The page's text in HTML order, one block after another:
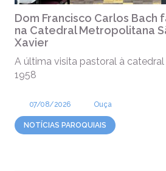
Dom Francisco Carlos Bach
na Catedral Metropolitana
Xavier
A última visita pastoral à
1958
07/08/2026 Ouça
NOTÍCIAS PAROQUIAIS